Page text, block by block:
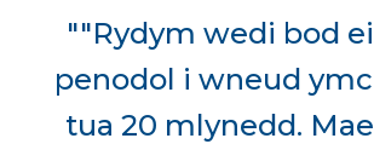
""Rydym wedi bod
penodol i wneud
tua 20 mlynedd.